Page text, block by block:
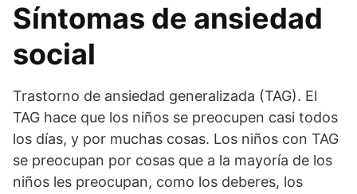
Síntomas de ansiedad
social
Trastorno de ansiedad generalizada (TAG). El
TAG hace que los niños se preocupen casi todos
los días, y por muchas cosas. Los niños con TAG
se preocupan por cosas que a la mayoría de los
niños les preocupan, como los deberes, los